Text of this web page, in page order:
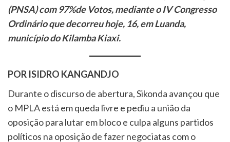
(PNSA) com 97%de Votos, mediante o IV Congresso
Ordinário que decorreu hoje, 16, em Luanda,
município do Kilamba Kiaxi.
POR ISIDRO KANGANDJO
Durante o discurso de abertura, Sikonda avançou que
o MPLA está em queda livre e pediu a união da
oposição para lutar em bloco e culpa alguns partidos
políticos na oposição de fazer negociatas com o